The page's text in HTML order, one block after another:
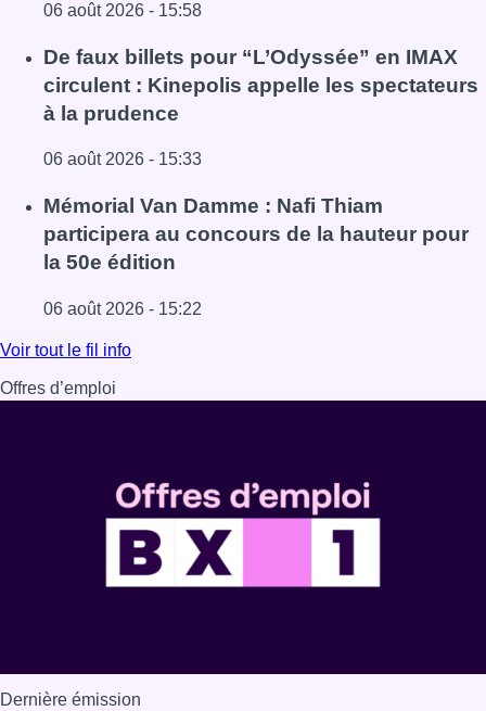
06 août 2026 - 15:58
Lire l'article Saint-Géry : un ancien bras de la Senne et
De faux billets pour “L’Odyssée” en IMAX
circulent : Kinepolis appelle les spectateurs
à la prudence
06 août 2026 - 15:33
Lire l'article De faux billets pour “L’Odyssée” en IMAX
Mémorial Van Damme : Nafi Thiam
participera au concours de la hauteur pour
la 50e édition
06 août 2026 - 15:22
Lire l'article Mémorial Van Damme : Nafi Thiam
Voir tout le fil info
Offres d’emploi
Dernière émission